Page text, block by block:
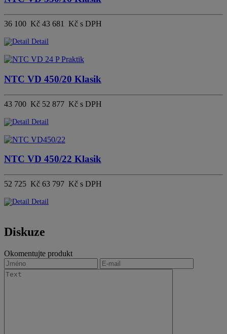
36 100 Kč 43 681 Kč s DPH
Detail
NTC VD 450/20 Klasik
43 700 Kč 52 877 Kč s DPH
Detail
NTC VD 450/22 Klasik
52 725 Kč 63 797 Kč s DPH
Detail
Diskuze
Okomentujte produkt